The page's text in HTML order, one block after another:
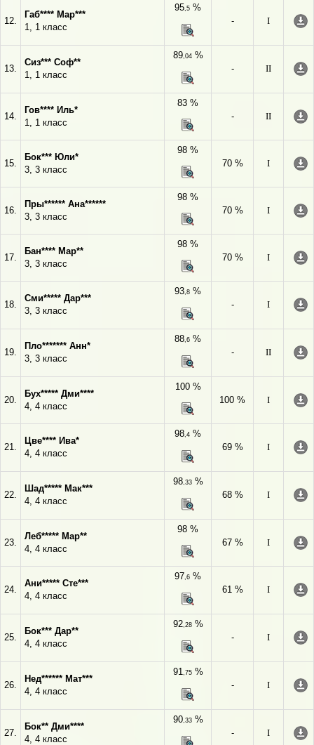
12.
Габ**** Мар***
1, 1 класс
95,5 %
-
I
13.
Сиз*** Соф**
1, 1 класс
89,04%
-
II
14.
Гов**** Иль*
1, 1 класс
83 %
-
II
15.
Бок*** Юли*
3, 3 класс
98 %
70 %
I
16.
Пры****** Ана******
3, 3 класс
98 %
70 %
I
17.
Бан**** Мар**
3, 3 класс
98 %
70 %
I
18.
Сми***** Дар***
3, 3 класс
93,8 %
-
I
19.
Пло******* Анн*
3, 3 класс
88,6 %
-
II
20.
Бух***** Дми****
4, 4 класс
100 %
100 %
I
21.
Цве**** Ива*
4, 4 класс
98,4 %
69 %
I
22.
Шад***** Мак***
4, 4 класс
98,33%
68 %
I
23.
Леб***** Мар**
4, 4 класс
98 %
67 %
I
24.
Ани***** Сте***
4, 4 класс
97,6 %
61 %
I
25.
Бок*** Дар**
4, 4 класс
92,28%
-
I
26.
Нед****** Мат***
4, 4 класс
91,75%
-
I
27.
Бок** Дми****
4, 4 класс
90,33%
-
I